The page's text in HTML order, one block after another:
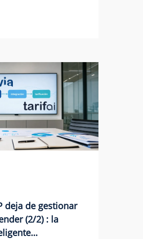
deja de gestionar
(2/2) : la